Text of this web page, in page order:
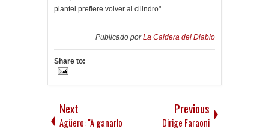
plantel prefiere volver al cilindro".
Publicado porLa Caldera del Diablo
Share to:
Next
Agüero: "A ganarlo
Previous
Dirige Faraoni